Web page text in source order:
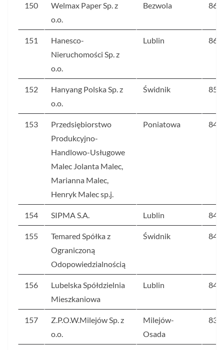
150
Welmax Paper Sp. z
o.o.
Bezwola 86,5
151
Hanesco-
Nieruchomości Sp. z
o.o.
Lublin 86,3
152
Hanyang Polska Sp. z
o.o.
Świdnik 85,4
153
Przedsiębiorstwo
Produkcyjno-
Handlowo-Usługowe
Malec Jolanta Malec,
Marianna Malec,
Henryk Malec sp.j.
Poniatowa 84,8
154 SIPMA S.A. Lublin 84,6
155
Temared Spółka z
Ograniczoną
Odopowiedzialnością
Świdnik 84,2
156
Lubelska Spółdzielnia
Mieszkaniowa
Lublin 84
157
Z.P.O.W.Milejów Sp. z
o.o.
Milejów-
Osada
83,5